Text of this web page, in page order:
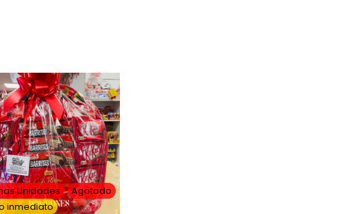
Unidades
Agotado
inmediato